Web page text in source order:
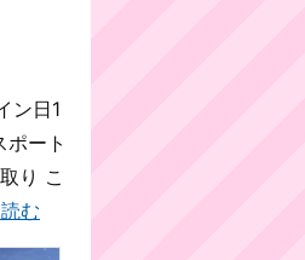
ン日1
ート
り こ
む